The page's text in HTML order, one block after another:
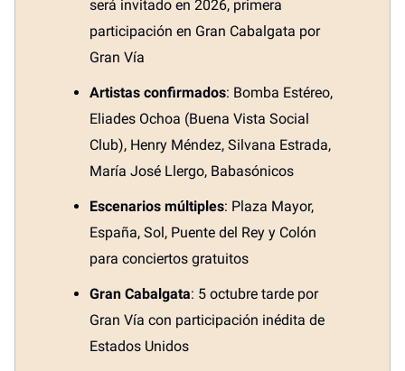
será invitado en 2026, primera
participación en Gran Cabalgata por
Gran Vía
Artistas confirmados: Bomba Estéreo,
Eliades Ochoa (Buena Vista Social
Club), Henry Méndez, Silvana Estrada,
María José Llergo, Babasónicos
Escenarios múltiples: Plaza Mayor,
España, Sol, Puente del Rey y Colón
para conciertos gratuitos
Gran Cabalgata: 5 octubre tarde por
Gran Vía con participación inédita de
Estados Unidos